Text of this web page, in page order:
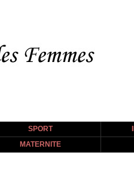
SPORT
MATERNITE